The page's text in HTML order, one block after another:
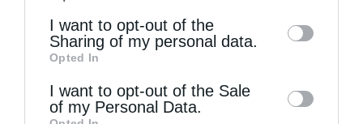
information by third parties on the IAB’s list
of downstream participants. This
information may also be disclosed by us to
third parties on theIAB’s List of
I want to opt-out of the
Sharing of my personal data.
Opted In
I want to opt-out of the Sale
of my Personal Data.